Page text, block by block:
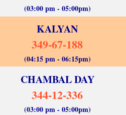
(03:00 pm - 05:00pm)
KALYAN
349-67-188
(04:15 pm - 06:15pm)
CHAMBAL DAY
344-12-336
(03:00 pm - 05:00pm)